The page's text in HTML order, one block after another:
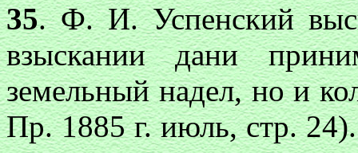
35. Ф. И. Успенский
взыскании дани
земельный надел, но и
Пр. 1885 г. июль, стр.